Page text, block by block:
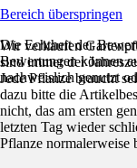
Wir verkaufen
sind immer der
Jede Pflanze braucht
dazu bitte die
nicht, das am ersten
letzten Tag wieder
Pflanze normalerweise
Bereich überspringen
Die Echtheit der
Bewertungen können
nachweislich genutzt